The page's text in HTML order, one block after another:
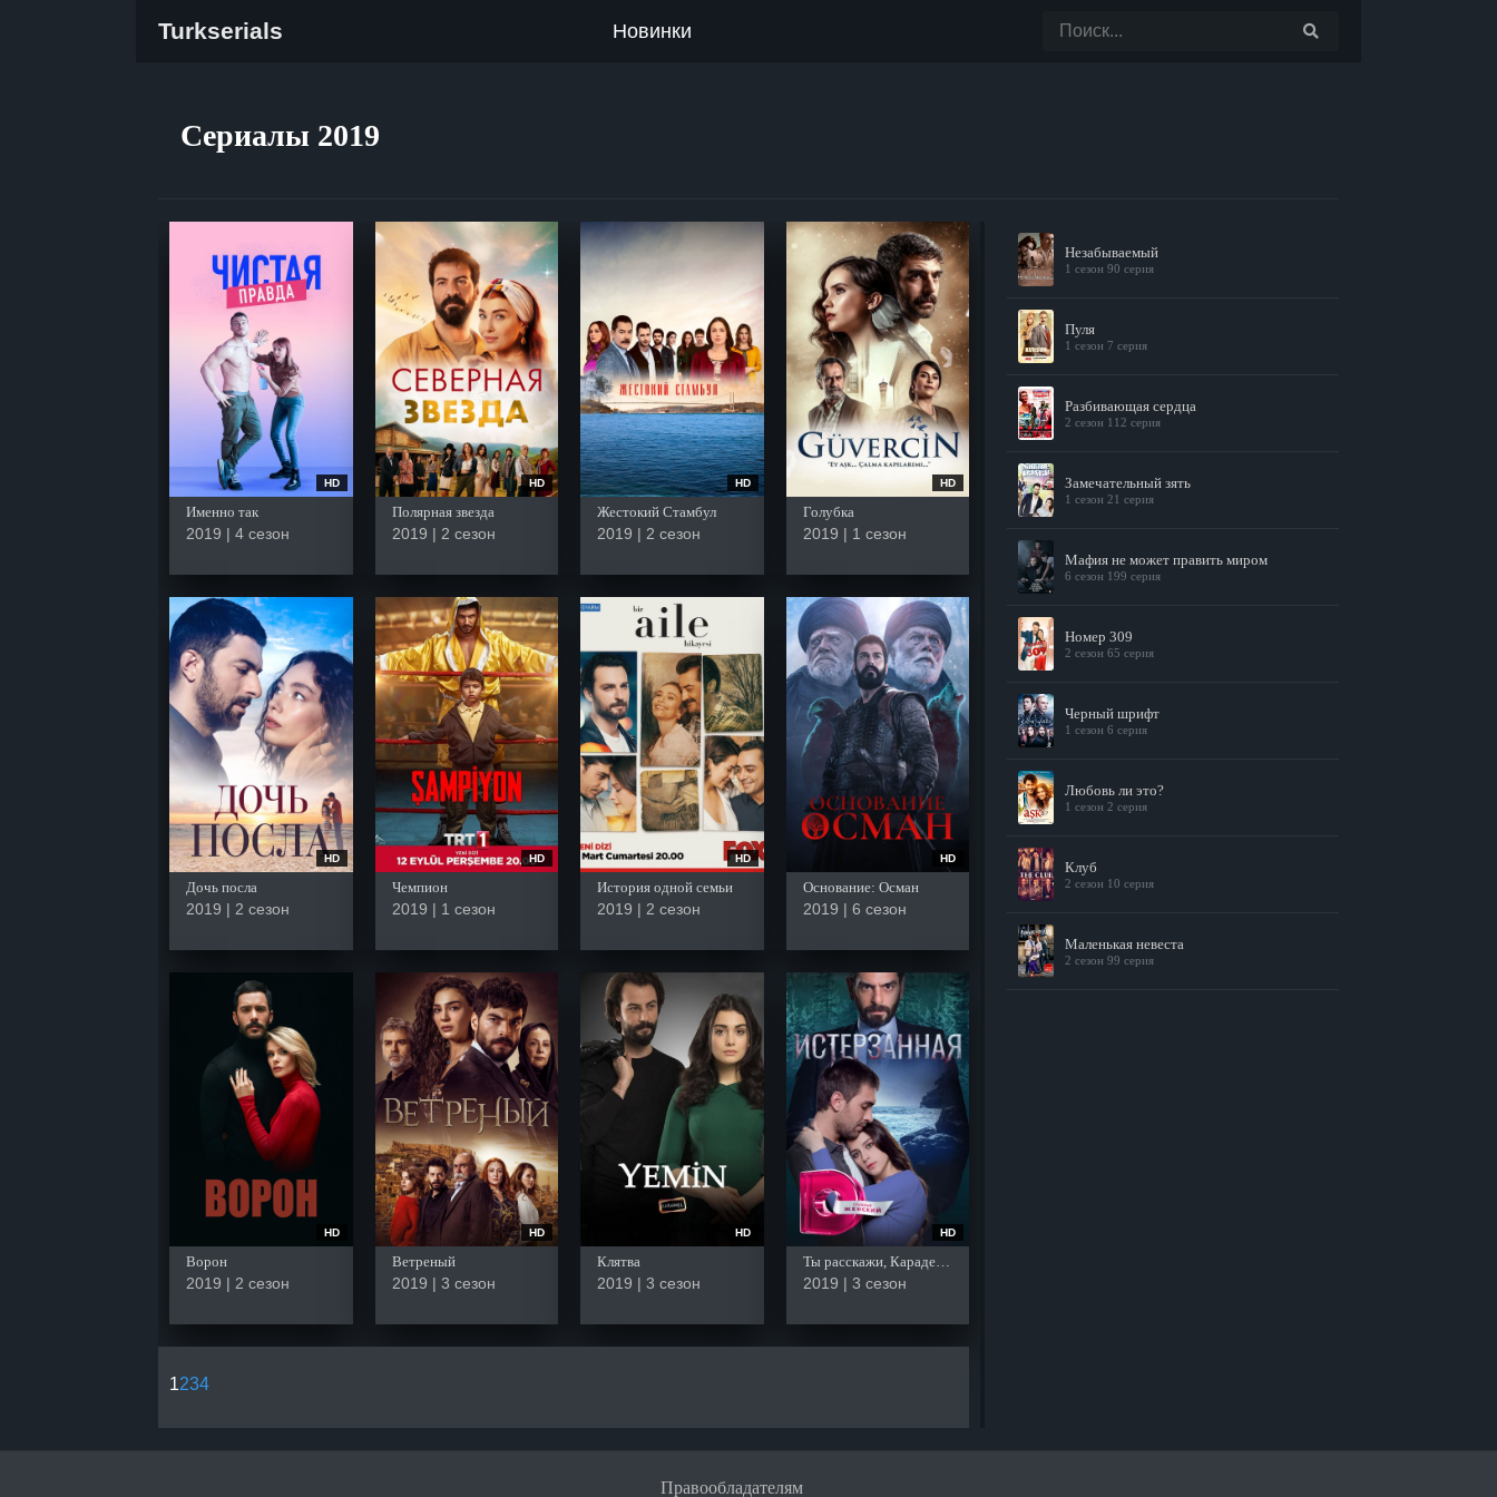
Turkserials Новинки
Сериалы 2019
HD
Именно так
2019 | 4 сезон
HD
Полярная звезда
2019 | 2 сезон
HD
Жестокий Стамбул
2019 | 2 сезон
HD
Голубка
2019 | 1 сезон
HD
Дочь посла
2019 | 2 сезон
HD
Чемпион
2019 | 1 сезон
HD
История одной семьи
2019 | 2 сезон
HD
Основание: Осман
2019 | 6 сезон
HD
Ворон
2019 | 2 сезон
HD
Ветреный
2019 | 3 сезон
HD
Клятва
2019 | 3 сезон
HD
Ты расскажи, Карадениз
2019 | 3 сезон
1234
Незабываемый
1 сезон 90 серия
Пуля
1 сезон 7 серия
Разбивающая сердца
2 сезон 112 серия
Замечательный зять
1 сезон 21 серия
Мафия не может править миром
6 сезон 199 серия
Номер 309
2 сезон 65 серия
Черный шрифт
1 сезон 6 серия
Любовь ли это?
1 сезон 2 серия
Клуб
2 сезон 10 серия
Маленькая невеста
2 сезон 99 серия
Правообладателям